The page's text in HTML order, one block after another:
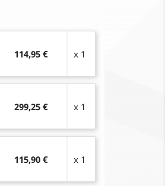
114,95 € x 1
299,25 € x 1
115,90 € x 1